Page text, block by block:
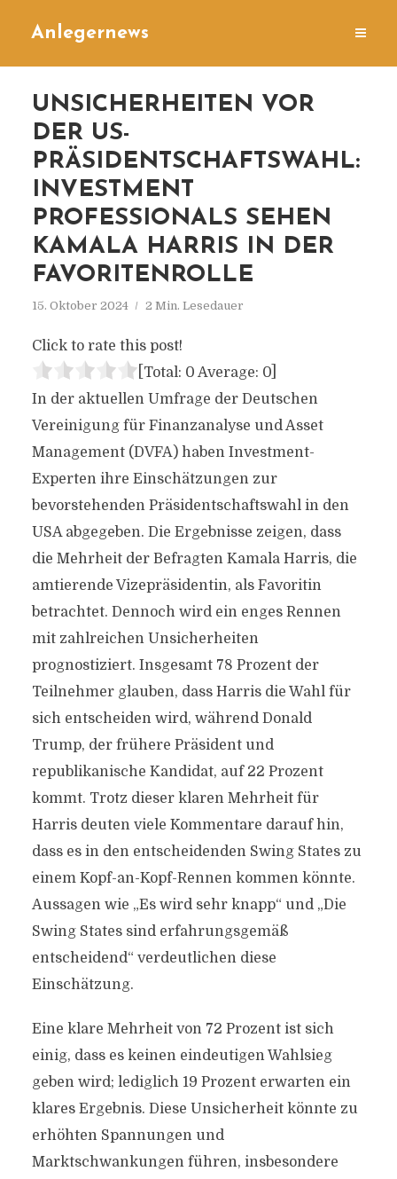
Anlegernews
UNSICHERHEITEN VOR
DER US-
PRÄSIDENTSCHAFTSWAHL:
INVESTMENT
PROFESSIONALS SEHEN
KAMALA HARRIS IN DER
FAVORITENROLLE
15. Oktober 2024 2 Min. Lesedauer
Click to rate this post!
[Total: 0 Average: 0]
In der aktuellen Umfrage der Deutschen
Vereinigung für Finanzanalyse und Asset
Management (DVFA) haben Investment-
Experten ihre Einschätzungen zur
bevorstehenden Präsidentschaftswahl in den
USA abgegeben. Die Ergebnisse zeigen, dass
die Mehrheit der Befragten Kamala Harris, die
amtierende Vizepräsidentin, als Favoritin
betrachtet. Dennoch wird ein enges Rennen
mit zahlreichen Unsicherheiten
prognostiziert. Insgesamt 78 Prozent der
Teilnehmer glauben, dass Harris die Wahl für
sich entscheiden wird, während Donald
Trump, der frühere Präsident und
republikanische Kandidat, auf 22 Prozent
kommt. Trotz dieser klaren Mehrheit für
Harris deuten viele Kommentare darauf hin,
dass es in den entscheidenden Swing States zu
einem Kopf-an-Kopf-Rennen kommen könnte.
Aussagen wie „Es wird sehr knapp“ und „Die
Swing States sind erfahrungsgemäß
entscheidend“ verdeutlichen diese
Einschätzung.
Eine klare Mehrheit von 72 Prozent ist sich
einig, dass es keinen eindeutigen Wahlsieg
geben wird; lediglich 19 Prozent erwarten ein
klares Ergebnis. Diese Unsicherheit könnte zu
erhöhten Spannungen und
Marktschwankungen führen, insbesondere